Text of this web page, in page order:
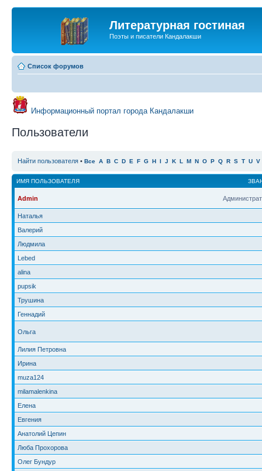
Литературная гостиная
Поэты и писатели Кандалакши
Список форумов
Информационный портал города Кандалакши
Пользователи
Найти пользователя • Все A B C D E F G H I J K L M N O P Q R S T U V
ИМЯ ПОЛЬЗОВАТЕЛЯ
Admin
Наталья
Валерий
Людмила
Lebed
alina
pupsik
Трушина
Геннадий
Ольга
Лилия Петровна
Ирина
muza124
milamalenkina
Елена
Евгения
Анатолий Цепин
Люба Прохорова
Олег Бундур